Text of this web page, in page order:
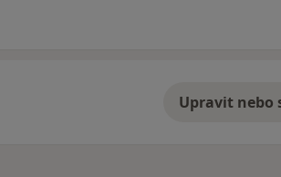
Upravit nebo